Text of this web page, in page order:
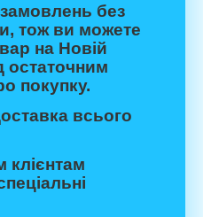
без
тож ви можете
на Новій
остаточним
покупку.
всього
клієнтам